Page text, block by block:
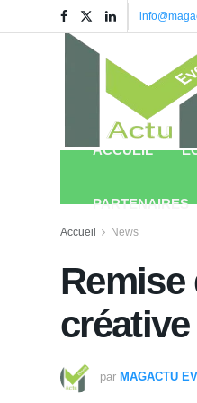
ACCUEIL
PARTENAIRES
Accueil News
Remise
créative
par MAGACTU